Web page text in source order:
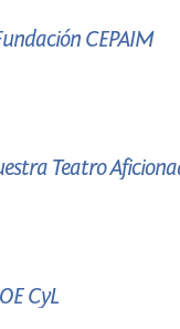
CEPAIM
Teatro
CyL